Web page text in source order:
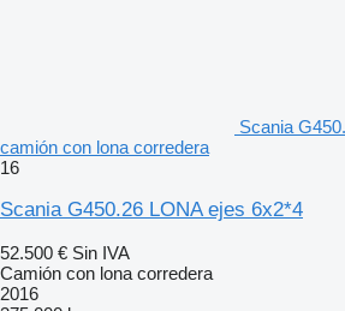
Scania
camión con lona corredera
16
Scania G450.26 LONA ejes 6x2*4
52.500 € Sin IVA
Camión con lona corredera
2016